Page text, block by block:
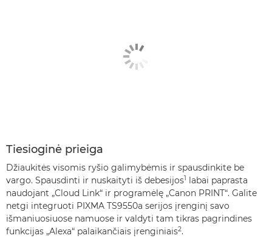
Tiesioginė prieiga
Džiaukitės visomis ryšio galimybėmis ir spausdinkite be
vargo. Spausdinti ir nuskaityti iš debesijos1 labai paprasta
naudojant „Cloud Link“ ir programėlę „Canon PRINT“. Galite
netgi integruoti PIXMA TS9550a serijos įrenginį savo
išmaniuosiuose namuose ir valdyti tam tikras pagrindines
funkcijas „Alexa“ palaikančiais įrenginiais2.